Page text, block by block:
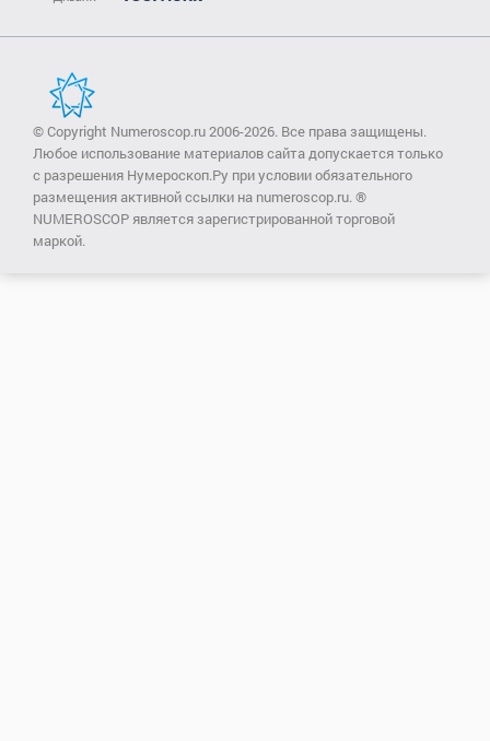
© Copyright Numeroscop.ru 2006-2026. Все права защищены.
Любое использование материалов сайта допускается только
с разрешения Нумероскоп.Ру при условии обязательного
размещения активной ссылки на numeroscop.ru. ®
NUMEROSCOP является зарегистрированной торговой
маркой.